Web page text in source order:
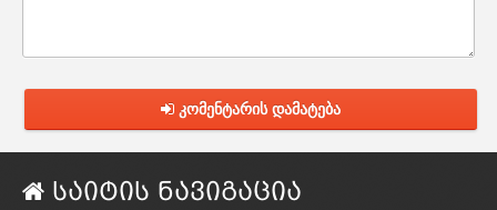
კომენტარის დამატება
საიტის ნავიგაცია